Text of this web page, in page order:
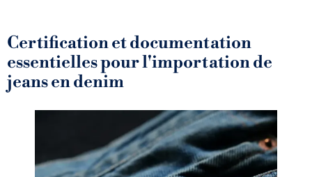
Certification et documentation
essentielles pour l'importation de
jeans en denim